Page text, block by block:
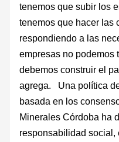
tenemos que subir los
tenemos que hacer las
respondiendo a las
empresas no podemos
debemos construir el
agrega. Una política
basada en los
Minerales Córdoba ha
responsabilidad